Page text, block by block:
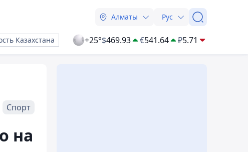
Алматы Рус
Казахстана +25°$469.93 €541.64 ₽5.71
Спорт
на